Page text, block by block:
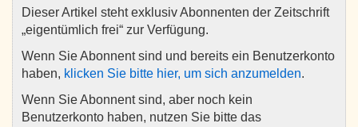
Dieser Artikel steht exklusiv Abonnenten der Zeitschrift
„eigentümlich frei“ zur Verfügung.
Wenn Sie Abonnent sind und bereits ein Benutzerkonto
haben, klicken Sie bitte hier, um sich anzumelden.
Wenn Sie Abonnent sind, aber noch kein
Benutzerkonto haben, nutzen Sie bitte das